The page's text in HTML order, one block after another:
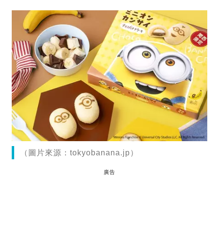
（圖片來源：tokyobanana.jp）
廣告